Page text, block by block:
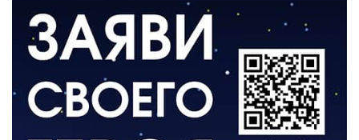
ВЛАСТЬ
День памяти и «Симфония народов»
06.08.2026